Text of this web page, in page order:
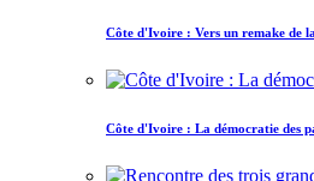
Côte d'Ivoire : Vers un remake de
Côte d'Ivoire : La démocratie des